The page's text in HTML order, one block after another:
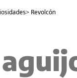
> Revolcón